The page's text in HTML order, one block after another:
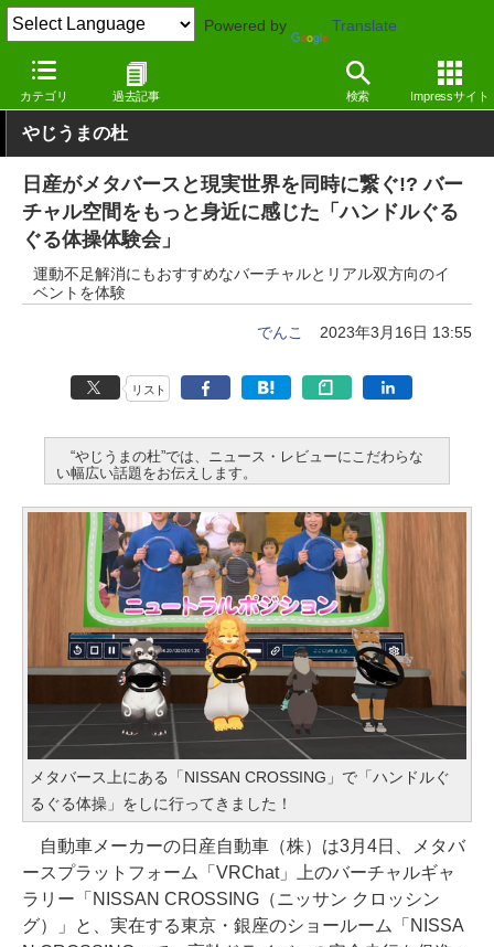
Powered by Translate
カテゴリ 過去記事 検索 Impressサイト
窓の杜 画像・映像・音楽
やじうまの杜
日産がメタバースと現実世界を同時に繋ぐ!? バー
チャル空間をもっと身近に感じた「ハンドルぐる
ぐる体操体験会」
運動不足解消にもおすすめなバーチャルとリアル双方向のイ
ベントを体験
でんこ 2023年3月16日 13:55
リスト
“やじうまの杜”では、ニュース・レビューにこだわらな
い幅広い話題をお伝えします。
メタバース上にある「NISSAN CROSSING」で「ハンドルぐ
るぐる体操」をしに行ってきました！
自動車メーカーの日産自動車（株）は3月4日、メタバ
ースプラットフォーム「VRChat」上のバーチャルギャ
ラリー「NISSAN CROSSING（ニッサン クロッシン
グ）」と、実在する東京・銀座のショールーム「NISSA